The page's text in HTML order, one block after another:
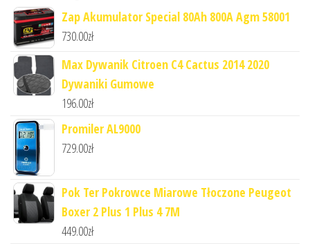
Zap Akumulator Special 80Ah 800A Agm 58001
730.00zł
Max Dywanik Citroen C4 Cactus 2014 2020
Dywaniki Gumowe
196.00zł
Promiler AL9000
729.00zł
Pok Ter Pokrowce Miarowe Tłoczone Peugeot
Boxer 2 Plus 1 Plus 4 7M
449.00zł